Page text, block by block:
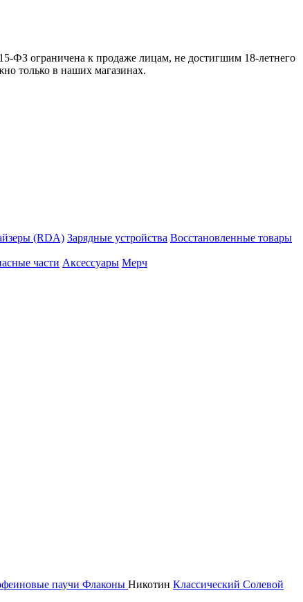
ФЗ ограничена к продаже лицам, не достигшим 18-летнего
только в наших магазинах.
(RDA) Зарядные устройства Восстановленные товары
части Аксессуары Мерч
паучи Флаконы Никотин Классический Солевой